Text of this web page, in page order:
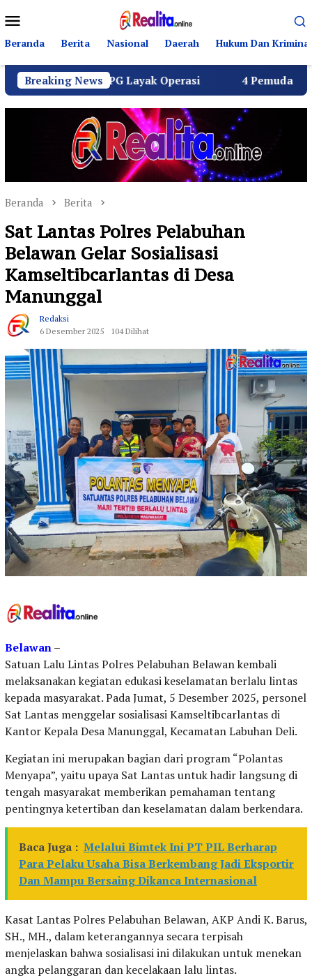
ke
kontenMobile
Beranda Berita Nasional Daerah Hukum Dan Kriminal
Breaking News
SPPG Layak Operasi 4 Pemuda Bungur Raya
Beranda Berita
Sat Lantas Polres Pelabuhan
Belawan Gelar Sosialisasi
Kamseltibcarlantas di Desa
Manunggal
Redaksi
6 Desember 2025
104 Dilihat
Belawan–
Satuan Lalu Lintas Polres Pelabuhan Belawan kembali
melaksanakan kegiatan edukasi keselamatan berlalu lintas
kepada masyarakat. Pada Jumat, 5 Desember 2025, personel
Sat Lantas menggelar sosialisasi Kamseltibcarlantas di
Kantor Kepala Desa Manunggal, Kecamatan Labuhan Deli.
Kegiatan ini merupakan bagian dari program “Polantas
Menyapa”, yaitu upaya Sat Lantas untuk hadir langsung di
tengah masyarakat memberikan pemahaman tentang
pentingnya ketertiban dan keselamatan dalam berkendara.
Baca Juga : Melalui Bimtek Ini PT PIL Berharap
Para Pelaku Usaha Bisa Berkembang Jadi Eksportir
Dan Mampu Bersaing Dikanca Internasional
Kasat Lantas Polres Pelabuhan Belawan, AKP Andi K. Barus,
SH., MH., dalam keterangannya secara terpisah
menjelaskan bahwa sosialisasi ini dilakukan untuk menekan
angka pelanggaran dan kecelakaan lalu lintas.